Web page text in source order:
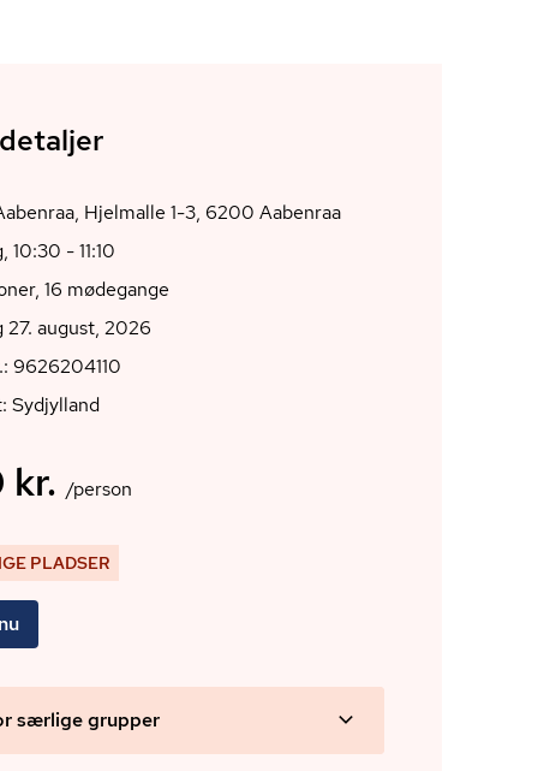
Arena Aabenraa, Hjelmalle 1-3, 6200 Aabenraa
10:30 - 11:10
16 mødegange
27. august, 2026
9626204110
Sydjylland
kr. /person
PLADSER
særlige grupper